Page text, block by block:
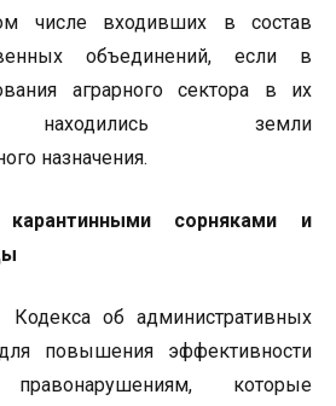
числе входивших в состав
объединений, если в
аграрного сектора в их
находились земли
назначения.
сорняками и
об административных
повышения эффективности
правонарушениям, которые